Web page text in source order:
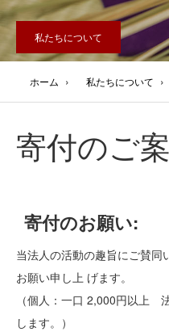
私たちについて
ホーム › 私たちについて ›
寄付のご
寄付のお願い:
当法人の活動の趣旨にご賛同
お願い申し上 げます。
（個人：一口 2,000円以上
します。）